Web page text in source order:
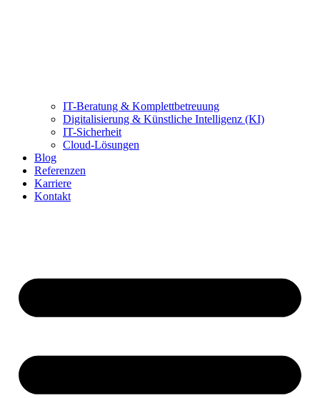
IT-Beratung & Komplettbetreuung
Digitalisierung & Künstliche Intelligenz (KI)
IT-Sicherheit
Cloud-Lösungen
Blog
Referenzen
Karriere
Kontakt